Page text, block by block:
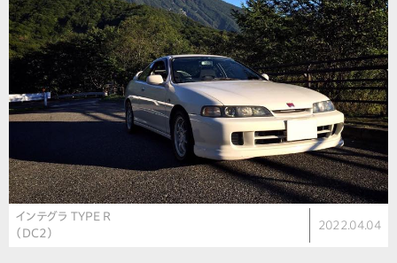
インテグラ TYPE R
（DC2）
2022.04.04